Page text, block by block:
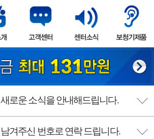
2
3
새로운 소식을 안내해드립니다.
남겨주신 번호로 연락 드립니다.